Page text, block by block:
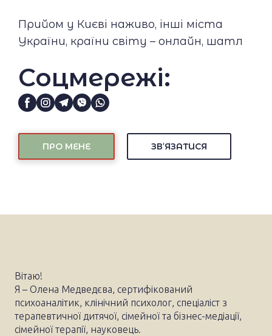
Прийом у Києві наживо, інші міста
України, країни світу – онлайн, шатл
Соцмережі:
ПРО МЕНЕ ЗВʼЯЗАТИСЯ
Вітаю!
Я – Олена Медведєва, сертифікований
психоаналітик, клінічний психолог, спеціаліст з
терапевтичної дитячої, сімейної та бізнес-медіації,
сімейної терапії, науковець.